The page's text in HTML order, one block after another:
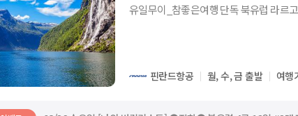
유일무이_참좋은여행 단독 북유럽 라르고
핀란드항공 월, 수, 금 출발 여행